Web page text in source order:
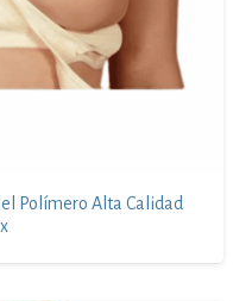
Polímero Alta Calidad